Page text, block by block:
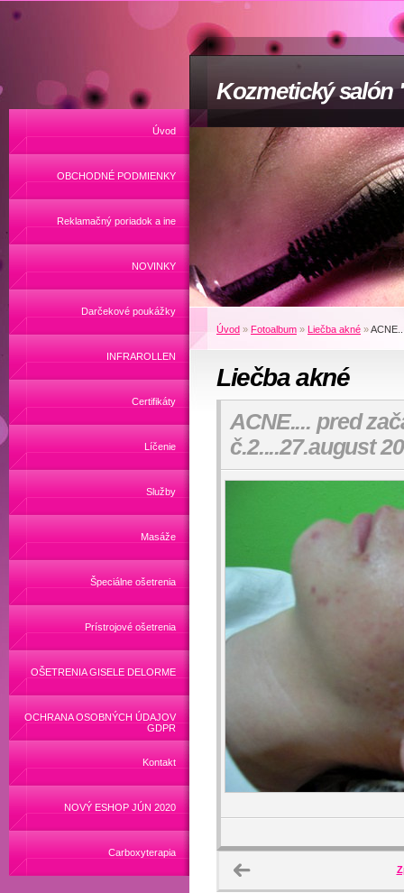
Kozmetický salón
Úvod
OBCHODNÉ PODMIENKY
Reklamačný poriadok a ine
NOVINKY
Darčekové poukážky
INFRAROLLEN
Certifikáty
Líčenie
Služby
Masáže
Špeciálne ošetrenia
Prístrojové ošetrenia
OŠETRENIA GISELE DELORME
OCHRANA OSOBNÝCH ÚDAJOV
GDPR
Kontakt
NOVÝ ESHOP JÚN 2020
Carboxyterapia
Úvod » Fotoalbum » Liečba akné »
Liečba akné
ACNE.... pred
č.2....27.august